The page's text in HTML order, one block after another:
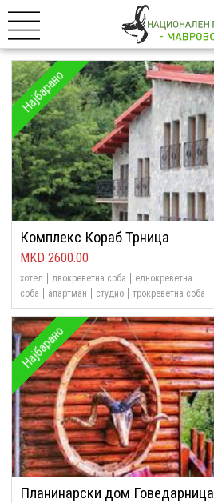
Најбарано
Комплекс Кораб Трница
2600.00
хотел двокреветна соба
еднокреветна
соба
апартман студио трокреветна соба
Најбарано
Планинарски дом Говедарница